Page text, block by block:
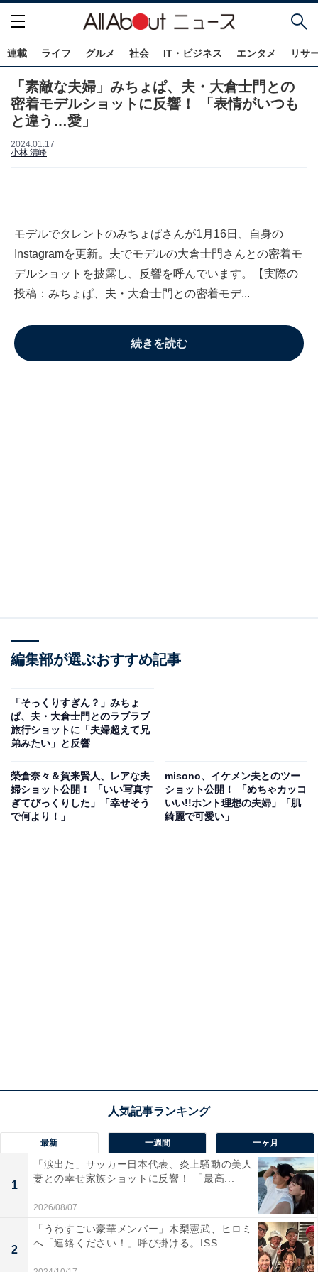
連載 ライフ グルメ 社会 IT・ビジネス エンタメ リサ
「素敵な夫婦」みちょぱ、夫・大倉士門との
密着モデルショットに反響！ 「表情がいつも
と違う…愛」
2024.01.17
小林 清峰
モデルでタレントのみちょぱさんが1月16日、自身の
Instagramを更新。夫でモデルの大倉士門さんとの密着モ
デルショットを披露し、反響を呼んでいます。【実際の
投稿：みちょぱ、夫・大倉士門との密着モデ...
続きを読む
編集部が選ぶおすすめ記事
「そっくりすぎん？」みちょ
ぱ、夫・大倉士門とのラブラブ
旅行ショットに「夫婦超えて兄
弟みたい」と反響
榮倉奈々＆賀来賢人、レアな夫
婦ショット公開！ 「いい写真す
ぎてびっくりした」「幸せそう
で何より！」
misono、イケメン夫とのツー
ショット公開！ 「めちゃカッコ
いい!!ホント︎理想の夫婦」「肌
綺麗で可愛い」
最新 一週間 一ヶ月
1
「涙出た」サッカー日本代表、炎上騒動の美人
妻との幸せ家族ショットに反響！ 「最高...
2026/08/07
2
「うわすごい豪華メンバー」木梨憲武、ヒロミ
へ「連絡ください！」呼び掛ける。ISS...